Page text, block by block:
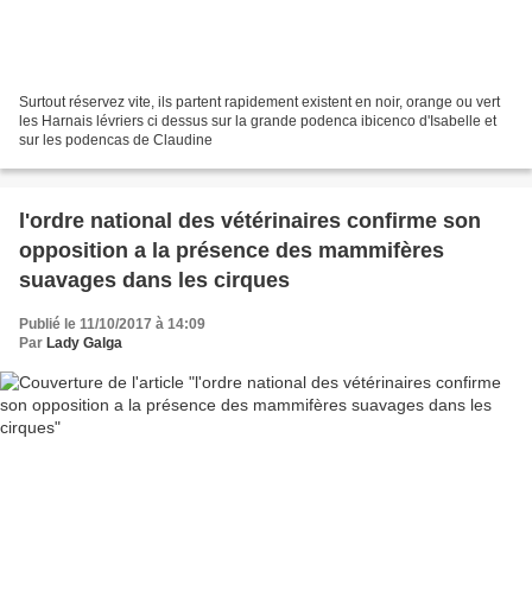
Surtout réservez vite, ils partent rapidement existent en noir, orange ou vert
les Harnais lévriers ci dessus sur la grande podenca ibicenco d'Isabelle et
sur les podencas de Claudine
l'ordre national des vétérinaires confirme son
opposition a la présence des mammifères
suavages dans les cirques
Publié le 11/10/2017 à 14:09
Par Lady Galga